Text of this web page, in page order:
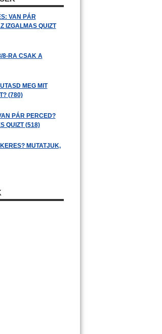
VAN PÁR
IZGALMAS QUIZT
8-RA CSAK A
MEG MIT
(780)
PÁR PERCED?
QUIZT (518)
MUTATJUK,